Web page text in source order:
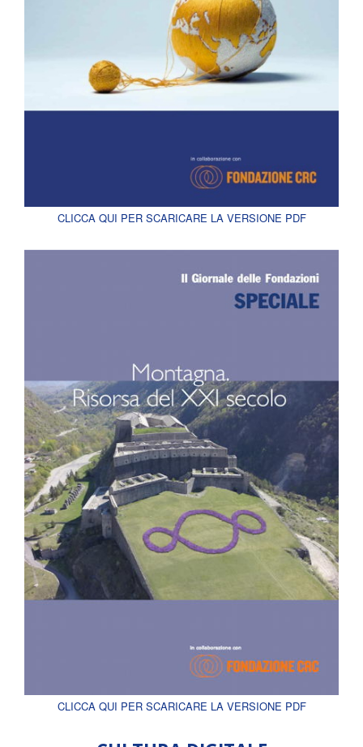
CLICCA QUI PER SCARICARE LA VERSIONE PDF
CLICCA QUI PER SCARICARE LA VERSIONE PDF